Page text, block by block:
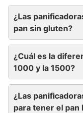
¿Las
pan sin gluten?
¿Cuál es la
1000 y la 1500?
¿Las
para tener el pan